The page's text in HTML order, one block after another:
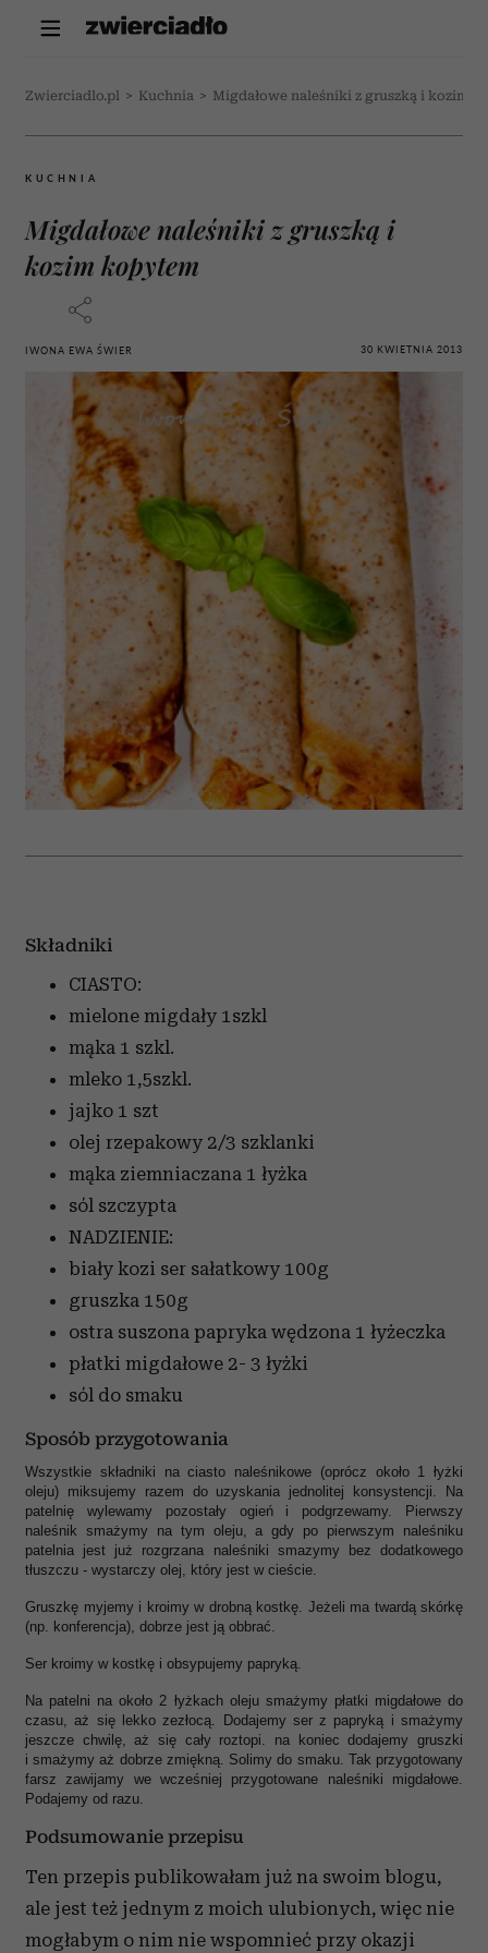
Zwierciadlo.pl > Kuchnia > Migdałowe naleśniki z gruszką i kozim
KUCHNIA
Migdałowe naleśniki z gruszką i
kozim kopytem
IWONA EWA ŚWIER 30 KWIETNIA 2013
Składniki
CIASTO:
mielone migdały 1szkl
mąka 1 szkl.
mleko 1,5szkl.
jajko 1 szt
olej rzepakowy 2/3 szklanki
mąka ziemniaczana 1 łyżka
sól szczypta
NADZIENIE:
biały kozi ser sałatkowy 100g
gruszka 150g
ostra suszona papryka wędzona 1 łyżeczka
płatki migdałowe 2- 3 łyżki
sól do smaku
Sposób przygotowania
Wszystkie składniki na ciasto naleśnikowe (oprócz około 1 łyżki
oleju) miksujemy razem do uzyskania jednolitej konsystencji. Na
patelnię wylewamy pozostały ogień i podgrzewamy. Pierwszy
naleśnik smażymy na tym oleju, a gdy po pierwszym naleśniku
patelnia jest już rozgrzana naleśniki smazymy bez dodatkowego
tłuszczu - wystarczy olej, który jest w cieście.
Gruszkę myjemy i kroimy w drobną kostkę. Jeżeli ma twardą skórkę
(np. konferencja), dobrze jest ją obbrać.
Ser kroimy w kostkę i obsypujemy papryką.
Na patelni na około 2 łyżkach oleju smażymy płatki migdałowe do
czasu, aż się lekko zezłocą. Dodajemy ser z papryką i smażymy
jeszcze chwilę, aż się cały roztopi. na koniec dodajemy gruszki
i smażymy aż dobrze zmiękną. Solimy do smaku. Tak przygotowany
farsz zawijamy we wcześniej przygotowane naleśniki migdałowe.
Podajemy od razu.
Podsumowanie przepisu
Ten przepis publikowałam już na swoim blogu,
ale jest też jednym z moich ulubionych, więc nie
mogłabym o nim nie wspomnieć przy okazji